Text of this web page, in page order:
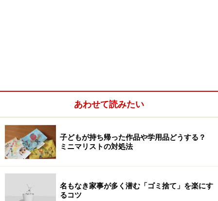
あわせて読みたい
子どもが持ち帰った作品や学用品どうする？
ミニマリストの対処法
名もなき家事が多く潜む「ゴミ捨て」を楽にす
るコツ